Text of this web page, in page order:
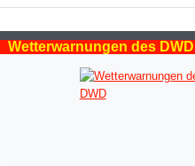
Wetterwarnungen des DWD